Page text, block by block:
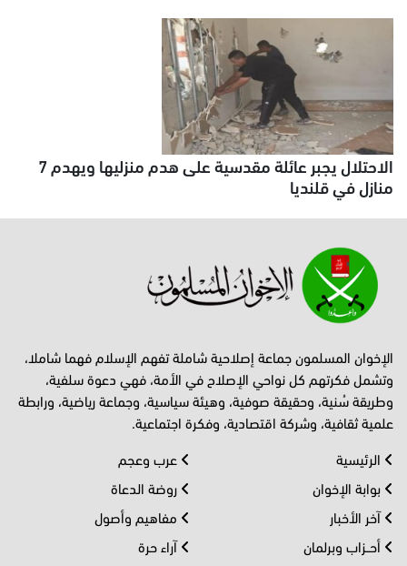
الاحتلال يجبر عائلة مقدسية على هدم منزليها ويهدم 7
منازل في قلنديا
الإخوان المسلمون جماعة إصلاحية شاملة تفهم الإسلام فهما شاملا،
وتشمل فكرتهم كل نواحي الإصلاح في الأمة، فهي دعوة سلفية،
وطريقة سُنية، وحقيقة صوفية، وهيئة سياسية، وجماعة رياضية، ورابطة
علمية ثقافية، وشركة اقتصادية، وفكرة اجتماعية.
الرئيسية
بوابة الإخوان
آخر الأخبار
أحــزاب وبرلمان
عرب وعجم
روضة الدعاة
مفاهيم وأصول
آراء حرة